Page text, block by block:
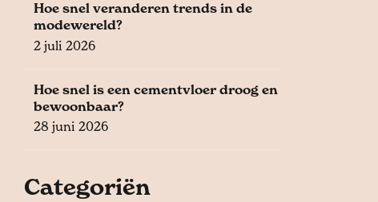
Hoe snel veranderen trends in de
modewereld?
2 juli 2026
Hoe snel is een cementvloer droog en
bewoonbaar?
28 juni 2026
Categoriën